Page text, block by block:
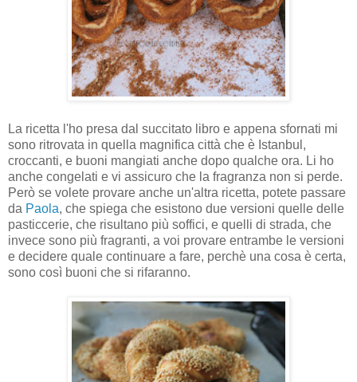
La ricetta l'ho presa dal succitato libro e appena sfornati mi
sono ritrovata in quella magnifica città che è Istanbul,
croccanti, e buoni mangiati anche dopo qualche ora. Li ho
anche congelati e vi assicuro che la fragranza non si perde.
Però se volete provare anche un'altra ricetta, potete passare
da Paola, che spiega che esistono due versioni quelle delle
pasticcerie, che risultano più soffici, e quelli di strada, che
invece sono più fragranti, a voi provare entrambe le versioni
e decidere quale continuare a fare, perchè una cosa è certa,
sono così buoni che si rifaranno.